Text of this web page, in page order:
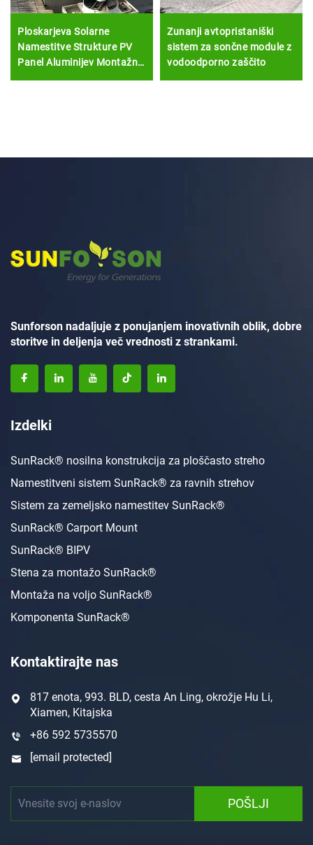
Ploskarjeva Solarne
Namestitve Strukture PV
Panel Aluminijev Montažni
Zunanji avtopristaniški
sistem za sončne module z
vodoodporno zaščito
Sunforson nadaljuje z ponujanjem inovativnih oblik, dobre
storitve in deljenja več vrednosti z strankami.
Izdelki
SunRack® nosilna konstrukcija za ploščasto streho
Namestitveni sistem SunRack® za ravnih strehov
Sistem za zemeljsko namestitev SunRack®
SunRack® Carport Mount
SunRack® BIPV
Stena za montažo SunRack®
Montaža na voljo SunRack®
Komponenta SunRack®
Kontaktirajte nas
817 enota, 993. BLD, cesta An Ling, okrožje Hu Li,
Xiamen, Kitajska
+86 592 5735570
[email protected]
POŠLJI